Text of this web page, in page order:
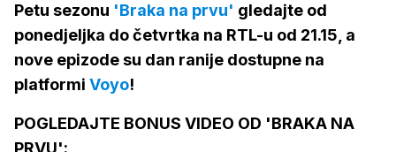
Petu sezonu 'Braka na prvu' gledajte od
ponedjeljka do četvrtka na RTL-u od 21.15, a
nove epizode su dan ranije dostupne na
platformi Voyo!
POGLEDAJTE BONUS VIDEO OD 'BRAKA NA
PRVU':